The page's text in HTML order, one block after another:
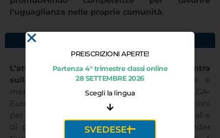
l’uguaglianza nelle proprie comunità.
L’attività internazionale di Seta si concentra
sulla cooperazione europea. L’associazione è
membro di ILGA e della sua sezione europea ILGA-
Europe, che rappresenta oltre 300 organizzazioni
per i diritti e il benessere delle minoranze sessuali e
di genere. Seta partecipa anche a Transgender
PREISCRIZIONI APERTE!
Partenza 4° trimestre classi online
28 SETTEMBRE 2026
Scegli la lingua
SVEDESE